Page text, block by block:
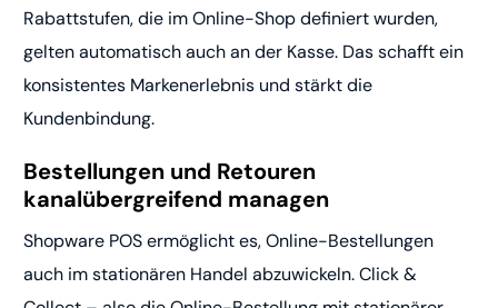
Rabattstufen, die im Online-Shop definiert wurden,
gelten automatisch auch an der Kasse. Das schafft ein
konsistentes Markenerlebnis und stärkt die
Kundenbindung.
Bestellungen und Retouren
kanalübergreifend managen
Shopware POS ermöglicht es, Online-Bestellungen
auch im stationären Handel abzuwickeln. Click &